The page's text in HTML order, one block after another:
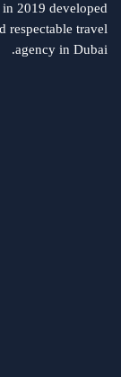
فلاي
عرض طيران
طيران
2019 developed
respectable travel
agency in Dubai.